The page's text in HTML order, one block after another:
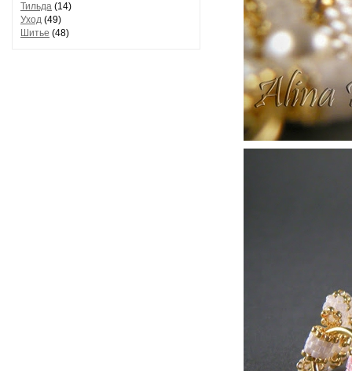
Тильда (14)
Уход (49)
Шитье (48)